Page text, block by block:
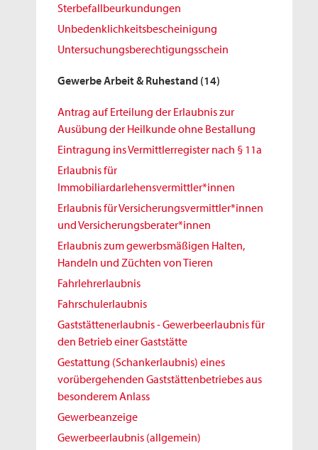
Sterbefallbeurkundungen
Unbedenklichkeitsbescheinigung
Untersuchungsberechtigungsschein
Gewerbe Arbeit & Ruhestand (14)
Antrag auf Erteilung der Erlaubnis zur
Ausübung der Heilkunde ohne Bestallung
Eintragung ins Vermittlerregister nach § 11a
Erlaubnis für
Immobiliardarlehensvermittler*innen
Erlaubnis für Versicherungsvermittler*innen
und Versicherungsberater*innen
Erlaubnis zum gewerbsmäßigen Halten,
Handeln und Züchten von Tieren
Fahrlehrerlaubnis
Fahrschulerlaubnis
Gaststättenerlaubnis - Gewerbeerlaubnis für
den Betrieb einer Gaststätte
Gestattung (Schankerlaubnis) eines
vorübergehenden Gaststättenbetriebes aus
besonderem Anlass
Gewerbeanzeige
Gewerbeerlaubnis (allgemein)